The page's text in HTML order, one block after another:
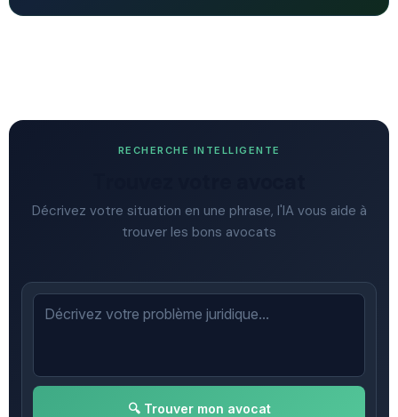
RECHERCHE INTELLIGENTE
Décrivez votre situation en une phrase, l'IA vous aide à
trouver les bons avocats
🔍 Trouver mon avocat